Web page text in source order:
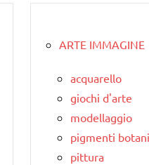
ARTE IMMAGINE
acquarello
giochi d'arte
modellaggio
pigmenti
pittura